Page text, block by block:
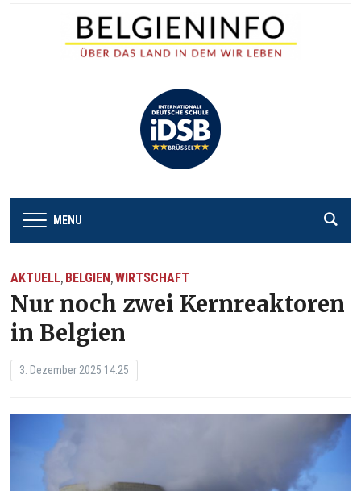
MENU
AKTUELL, BELGIEN,WIRTSCHAFT
Nur noch zwei Kernreaktoren
in Belgien
3. Dezember 2025 14:25